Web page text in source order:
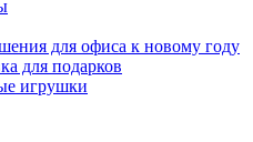
для офиса к новому году
для подарков
игрушки